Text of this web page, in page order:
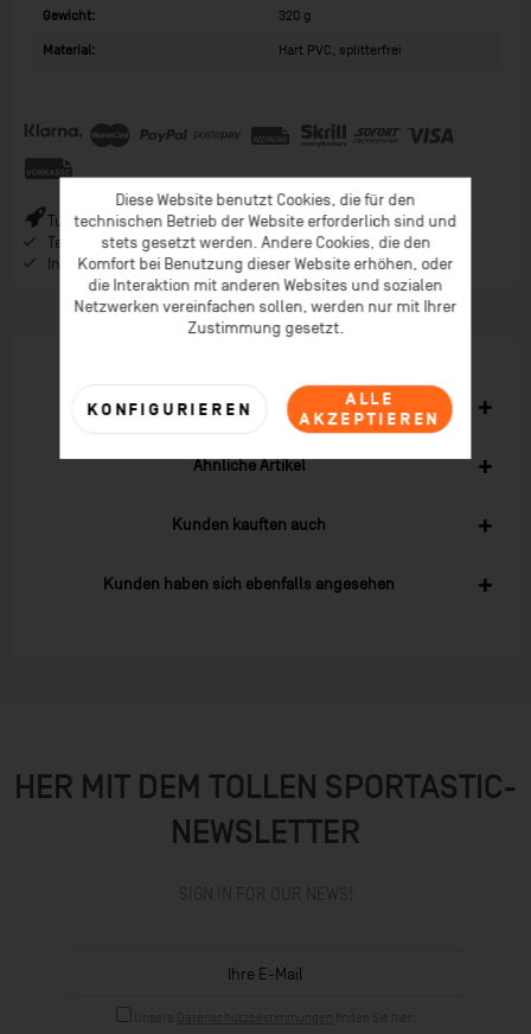
Gewicht: 320 g
Material: Hart PVC, splitterfrei
Turbo-Versand (*) bei Bestellungen bis 9 Uhr (* Lagerware)
Telefonberatung ab 08:00 Uhr Früh (Mo-Fr)
Inspiration im Coaching-Magazin & Newsletter
Zubehör 2
Ähnliche Artikel
Kunden kauften auch
Kunden haben sich ebenfalls angesehen
HER MIT DEM TOLLEN SPORTASTIC-
NEWSLETTER
Diese Website benutzt Cookies, die für den
technischen Betrieb der Website erforderlich sind und
stets gesetzt werden. Andere Cookies, die den
Komfort bei Benutzung dieser Website erhöhen, oder
die Interaktion mit anderen Websites und sozialen
Netzwerken vereinfachen sollen, werden nur mit Ihrer
Zustimmung gesetzt.
ALLE
AKZEPTIEREN
KONFIGURIEREN